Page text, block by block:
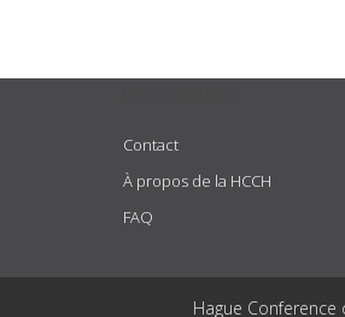
Contact
À propos de la HCCH
FAQ
Hague